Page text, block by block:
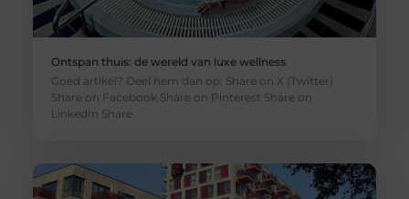
Ontspan thuis: de wereld van luxe wellness
Goed artikel? Deel hem dan op: Share on X (Twitter)
Share on Facebook Share on Pinterest Share on
LinkedIn Share